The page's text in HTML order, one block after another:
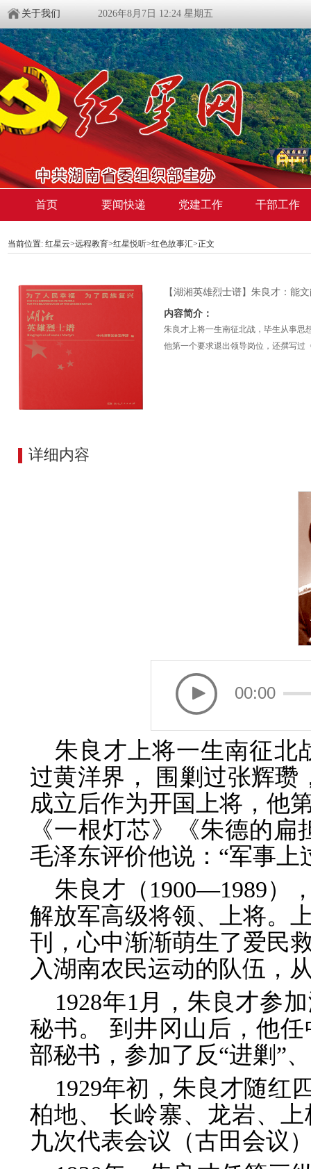
关于我们 2026年8月7日 12:24 星期五
首页 要闻快递 党建工作 干部工作
当前位置: 红星云>远程教育>红星悦听>红色故事汇>正文
【湖湘英雄烈士谱】朱良才：能
内容简介：
朱良才上将一生南征北战，毕生从事思
他第一个要求退出领导岗位，还撰写过
详细内容
00:00
朱良才上将一生南征北
过黄洋界， 围剿过张辉瓒
成立后作为开国上将，他
《一根灯芯》《朱德的
毛泽东评价他说：“军事
朱良才（1900—1989）
解放军高级将领、上将。
刊，心中渐渐萌生了爱民
入湖南农民运动的队伍，
1928年1月，朱良才参
秘书。 到井冈山后，他
部秘书，参加了反“进剿”
1929年初，朱良才随红
柏地、 长岭寨、龙岩、
九次代表会议（古田会议